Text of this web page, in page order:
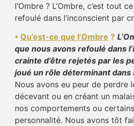
l’Ombre ? L’Ombre, c’est tout
refoulé dans l’inconscient par
• Qu’est-ce que l’Ombre ?
que nous avons refoulé dans
crainte d’être rejetés par les
joué un rôle déterminant
Nous avons eu peur de perdre
décevant ou en créant un
nos comportements ou
personnalité. Nous avons tôt